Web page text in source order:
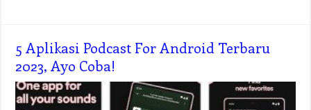
5 Aplikasi Podcast For Android Terbaru
2023, Ayo Coba!